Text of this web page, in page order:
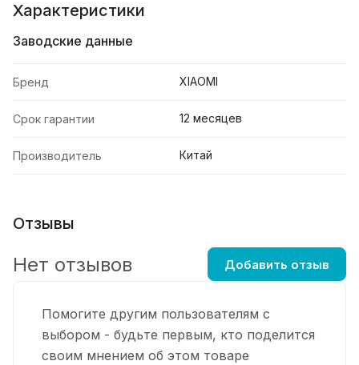
Характеристики
Заводские данные
Бренд XIAOMI
Срок гарантии 12 месяцев
Производитель Китай
Отзывы
Помогите другим пользователям с
выбором - будьте первым, кто поделится
своим мнением об этом товаре
Нет отзывов Добавить отзыв